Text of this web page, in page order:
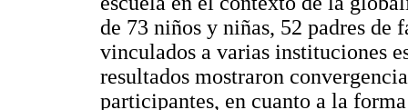
de 73 niños y niñas, 52 padres de
vinculados a varias instituciones
resultados mostraron
participantes, en cuanto a la